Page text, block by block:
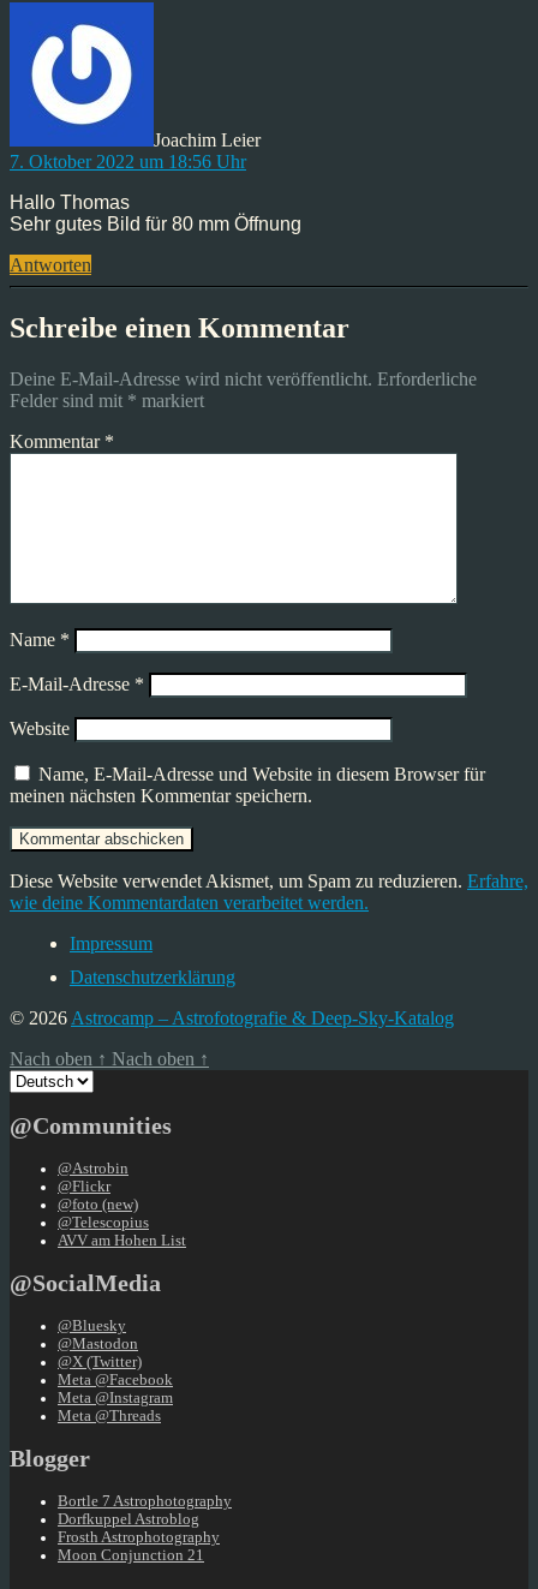
Joachim Leier
7. Oktober 2022 um 18:56 Uhr
Hallo Thomas
Sehr gutes Bild für 80 mm Öffnung
Antworten
Schreibe einen Kommentar
Deine E-Mail-Adresse wird nicht veröffentlicht. Erforderliche
Felder sind mit * markiert
Kommentar *
Name *
E-Mail-Adresse *
Website
Name, E-Mail-Adresse und Website in diesem Browser für
meinen nächsten Kommentar speichern.
Diese Website verwendet Akismet, um Spam zu reduzieren. Erfahre,
wie deine Kommentardaten verarbeitet werden.
Impressum
Datenschutzerklärung
© 2026 Astrocamp – Astrofotografie & Deep-Sky-Katalog
Nach oben ↑ Nach oben ↑
Sprache
auswählen
@Communities
@Astrobin
@Flickr
@foto (new)
@Telescopius
AVV am Hohen List
@SocialMedia
@Bluesky
@Mastodon
@X (Twitter)
Meta @Facebook
Meta @Instagram
Meta @Threads
Blogger
Bortle 7 Astrophotography
Dorfkuppel Astroblog
Frosth Astrophotography
Moon Conjunction 21